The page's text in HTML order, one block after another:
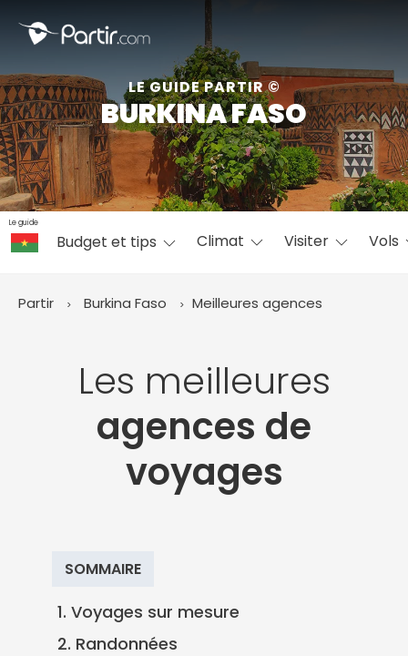
LE GUIDE PARTIR ©
BURKINA FASO
Le guide
Budget et tips Climat Visiter Vols
Partir Burkina Faso Meilleures agences
Les meilleures
agences de
voyages
SOMMAIRE
1. Voyages sur mesure
2. Randonnées
📍 Destinations populaires
☀️ Où partir par mois
Juillet
Août Septembre
Octobre